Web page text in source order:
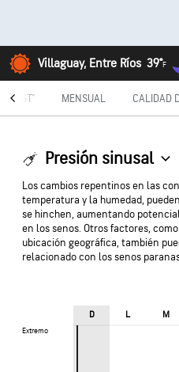
Villaguay, Entre Ríos 39°F
MENSUAL CALIDAD
Presión sinusal
Los cambios repentinos en las
temperatura y la humedad,
se hinchen, aumentando
en los senos. Otros factores,
ubicación geográfica, también
relacionado con los senos
Extremo
D L M
Extremo